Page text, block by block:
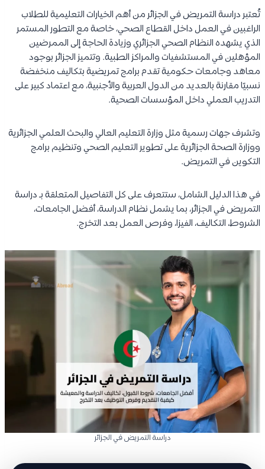
تُعتبر دراسة التمريض في الجزائر من أهم الخيارات التعليمية للطلاب
الراغبين في العمل داخل القطاع الصحي، خاصة مع التطور المستمر
الذي يشهده النظام الصحي الجزائري وزيادة الحاجة إلى الممرضين
المؤهلين في المستشفيات والمراكز الطبية. وتتميز الجزائر بوجود
معاهد وجامعات حكومية تقدم برامج تمريضية بتكاليف منخفضة
نسبيًا مقارنة بالعديد من الدول العربية والأجنبية، مع اعتماد كبير على
التدريب العملي داخل المؤسسات الصحية.
وتشرف جهات رسمية مثل وزارة التعليم العالي والبحث العلمي الجزائرية
ووزارة الصحة الجزائرية على تطوير التعليم الصحي وتنظيم برامج
التكوين في التمريض.
في هذا الدليل الشامل، ستتعرف على كل التفاصيل المتعلقة بـ دراسة
التمريض في الجزائر، بما يشمل نظام الدراسة، أفضل الجامعات،
الشروط، التكاليف، الفيزا، وفرص العمل بعد التخرج.
دراسة التمريض في الجزائر